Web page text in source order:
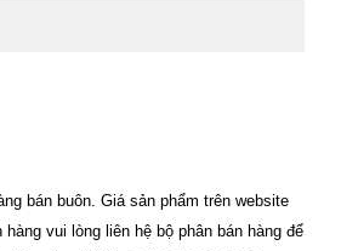
bán buôn. Giá sản phẩm trên website
hàng vui lòng liên hệ bộ phân bán hàng để